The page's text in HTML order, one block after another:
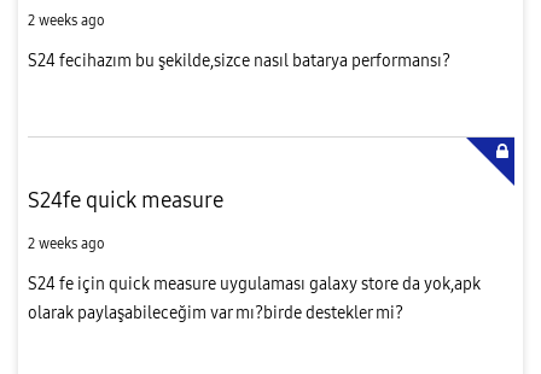
2 weeks ago
S24 fecihazım bu şekilde,sizce nasıl batarya performansı?
S24fe quick measure
2 weeks ago
S24 fe için quick measure uygulaması galaxy store da yok,apk
olarak paylaşabileceğim var mı?birde destekler mi?